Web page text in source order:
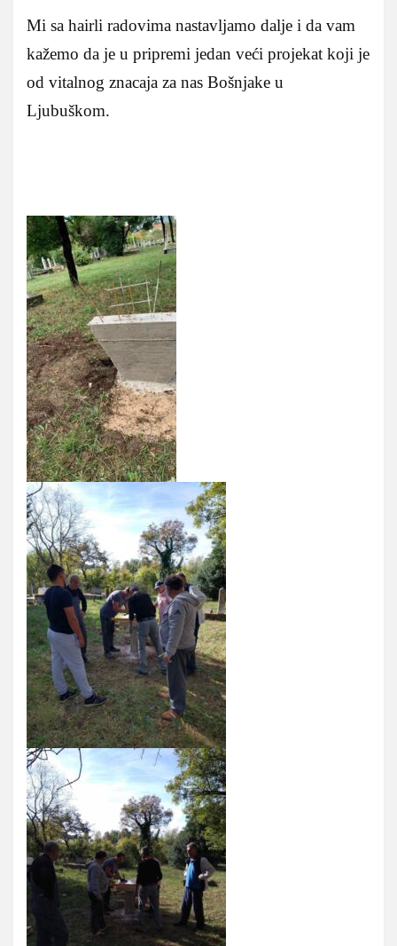
Mi sa hairli radovima nastavljamo dalje i da vam
kažemo da je u pripremi jedan veći projekat koji je
od vitalnog znacaja za nas Bošnjake u
Ljubuškom.